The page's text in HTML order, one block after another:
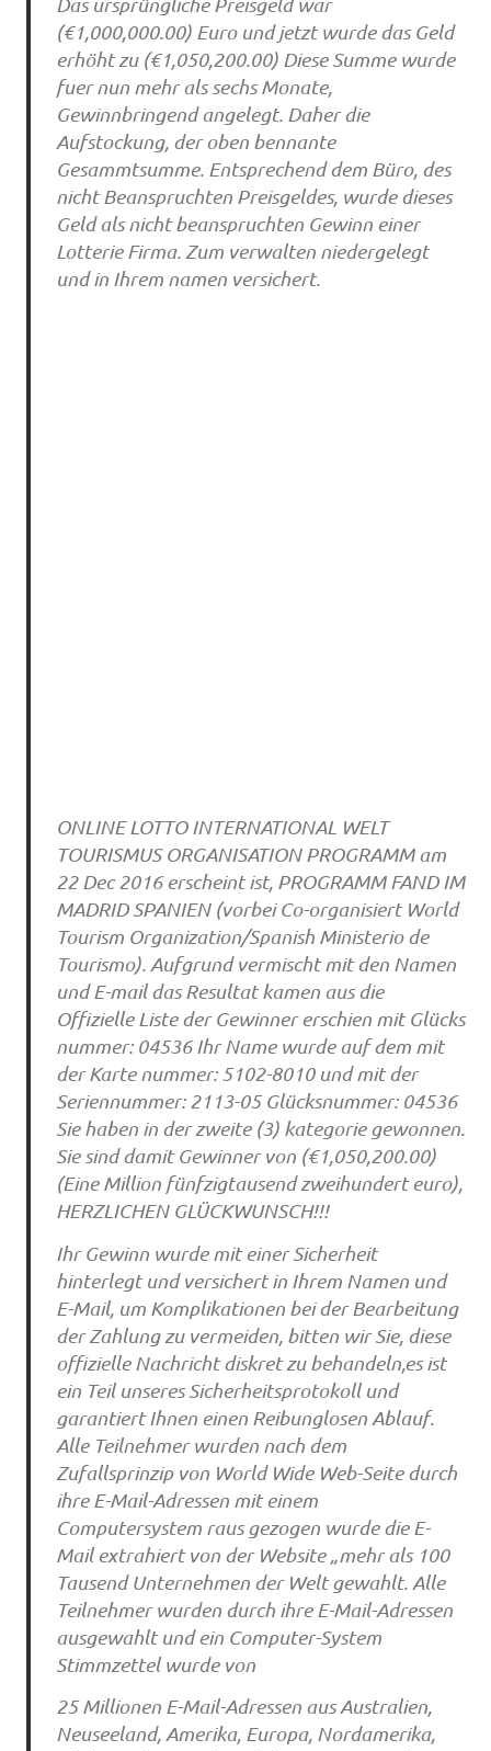
(€1,000,000.00) Euro und jetzt wurde das Geld
erhöht zu (€1,050,200.00) Diese Summe wurde
fuer nun mehr als sechs Monate,
Gewinnbringend angelegt. Daher die
Aufstockung, der oben bennante
Gesammtsumme. Entsprechend dem Büro, des
nicht Beanspruchten Preisgeldes, wurde dieses
Geld als nicht beanspruchten Gewinn einer
Lotterie Firma. Zum verwalten niedergelegt
und in Ihrem namen versichert.
ONLINE LOTTO INTERNATIONAL WELT
TOURISMUS ORGANISATION PROGRAMM am
22 Dec 2016 erscheint ist, PROGRAMM FAND IM
MADRID SPANIEN (vorbei Co-organisiert World
Tourism Organization/Spanish Ministerio de
Tourismo). Aufgrund vermischt mit den Namen
und E-mail das Resultat kamen aus die
Offizielle Liste der Gewinner erschien mit Glücks
nummer: 04536 Ihr Name wurde auf dem mit
der Karte nummer: 5102-8010 und mit der
Seriennummer: 2113-05 Glücksnummer: 04536
Sie haben in der zweite (3) kategorie gewonnen.
Sie sind damit Gewinner von (€1,050,200.00)
(Eine Million fünfzigtausend zweihundert euro),
HERZLICHEN GLÜCKWUNSCH!!!
Ihr Gewinn wurde mit einer Sicherheit
hinterlegt und versichert in Ihrem Namen und
E-Mail, um Komplikationen bei der Bearbeitung
der Zahlung zu vermeiden, bitten wir Sie, diese
offizielle Nachricht diskret zu behandeln,es ist
ein Teil unseres Sicherheitsprotokoll und
garantiert Ihnen einen Reibunglosen Ablauf.
Alle Teilnehmer wurden nach dem
Zufallsprinzip von World Wide Web-Seite durch
ihre E-Mail-Adressen mit einem
Computersystem raus gezogen wurde die E-
Mail extrahiert von der Website „mehr als 100
Tausend Unternehmen der Welt gewahlt. Alle
Teilnehmer wurden durch ihre E-Mail-Adressen
ausgewahlt und ein Computer-System
Stimmzettel wurde von
25 Millionen E-Mail-Adressen aus Australien,
Neuseeland, Amerika, Europa, Nordamerika,